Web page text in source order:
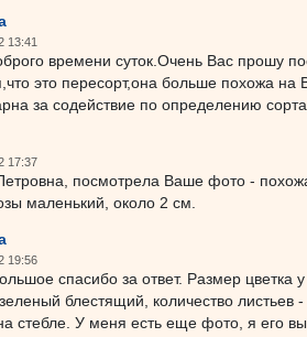
13:41
времени суток.Очень Вас прошу
это пересорт,она больше похожа
за содействие по определению
17:37
посмотрела Ваше фото -
маленький, около 2 см.
19:56
спасибо за ответ. Размер
блестящий, количество
стебле. У меня есть еще фото, я его